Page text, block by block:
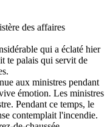
des affaires
qui a éclaté hier
te palais qui servit de
aux ministres pendant
émotion. Les ministres
Pendant ce temps, le
contemplait l'incendie.